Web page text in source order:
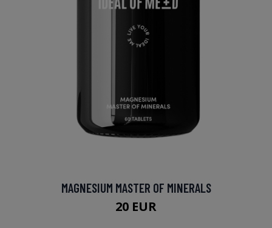
MAGNESIUM MASTER OF MINERALS
20 EUR